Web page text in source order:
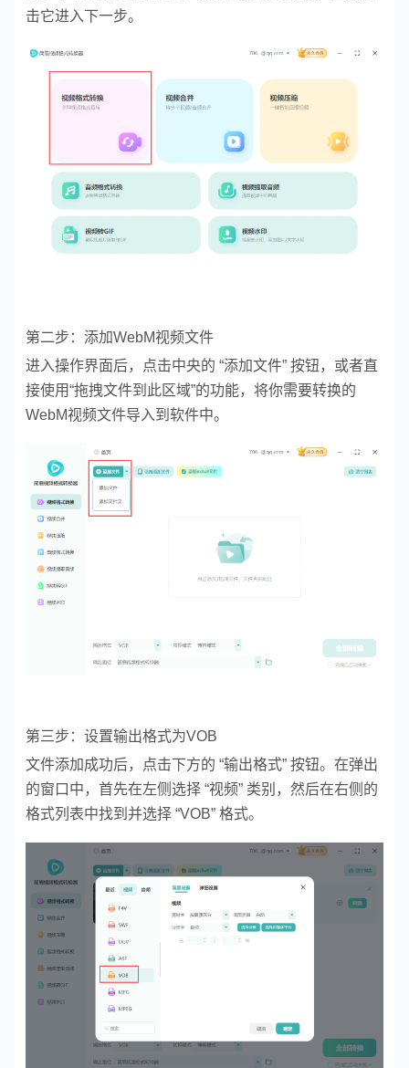
击它进入下一步。
第二步：添加WebM视频文件
进入操作界面后，点击中央的 “添加文件” 按钮，或者直
接使用“拖拽文件到此区域”的功能，将你需要转换的
WebM视频文件导入到软件中。
第三步：设置输出格式为VOB
文件添加成功后，点击下方的 “输出格式” 按钮。在弹出
的窗口中，首先在左侧选择 “视频” 类别，然后在右侧的
格式列表中找到并选择 “VOB” 格式。